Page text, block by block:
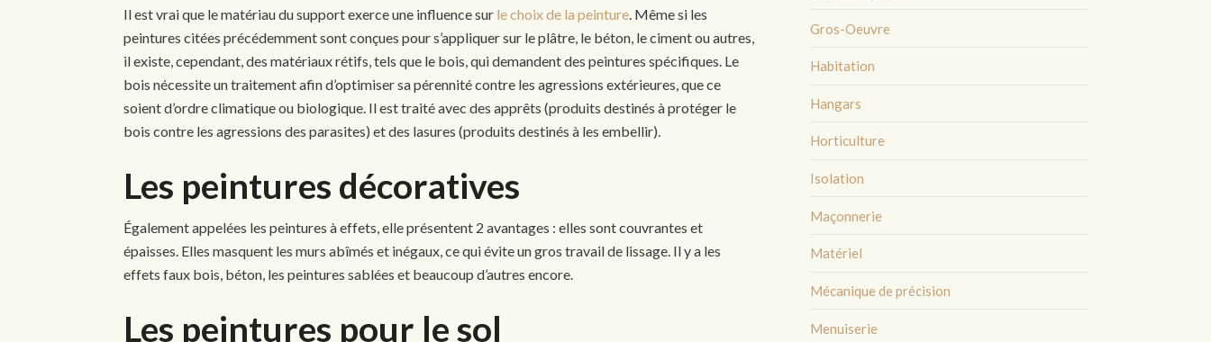
Il est vrai que le matériau du support exerce une influence sur le choix de la peinture. Même si les
peintures citées précédemment sont conçues pour s’appliquer sur le plâtre, le béton, le ciment ou autres,
il existe, cependant, des matériaux rétifs, tels que le bois, qui demandent des peintures spécifiques. Le
bois nécessite un traitement afin d’optimiser sa pérennité contre les agressions extérieures, que ce
soient d’ordre climatique ou biologique. Il est traité avec des apprêts (produits destinés à protéger le
bois contre les agressions des parasites) et des lasures (produits destinés à les embellir).
Les peintures décoratives
Également appelées les peintures à effets, elle présentent 2 avantages : elles sont couvrantes et
épaisses. Elles masquent les murs abîmés et inégaux, ce qui évite un gros travail de lissage. Il y a les
effets faux bois, béton, les peintures sablées et beaucoup d’autres encore.
Les peintures pour le sol
Gros-Oeuvre
Habitation
Hangars
Horticulture
Isolation
Maçonnerie
Matériel
Mécanique de précision
Menuiserie